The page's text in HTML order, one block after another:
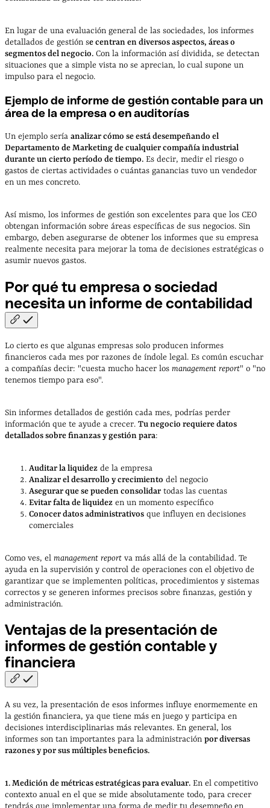
En lugar de una evaluación general de las sociedades, los informes
detallados de gestión se centran en diversos aspectos, áreas o
segmentos del negocio. Con la información así dividida, se detectan
situaciones que a simple vista no se aprecian, lo cual supone un
impulso para el negocio.
Ejemplo de informe de gestión contable para un
área de la empresa o en auditorías
Un ejemplo sería analizar cómo se está desempeñando el
Departamento de Marketing de cualquier compañía industrial
durante un cierto período de tiempo. Es decir, medir el riesgo o
gastos de ciertas actividades o cuántas ganancias tuvo un vendedor
en un mes concreto.
Así mismo, los informes de gestión son excelentes para que los CEO
obtengan información sobre áreas específicas de sus negocios. Sin
embargo, deben asegurarse de obtener los informes que su empresa
realmente necesita para mejorar la toma de decisiones estratégicas o
asumir nuevos gastos.
Por qué tu empresa o sociedad
necesita un informe decontabilidad
Lo cierto es que algunas empresas solo producen informes
financieros cada mes por razones de índole legal. Es común escuchar
a compañías decir: "cuesta mucho hacer los management report" o "no
tenemos tiempo para eso".
Sin informes detallados de gestión cada mes, podrías perder
información que te ayude a crecer. Tu negocio requiere datos
detallados sobre finanzas y gestión para:
Auditar la liquidez de la empresa
Analizar el desarrollo y crecimiento del negocio
Asegurar que se pueden consolidar todas las cuentas
Evitar falta de liquidez en un momento específico
Conocer datos administrativos que influyen en decisiones
comerciales
Como ves, el management report va más allá de la contabilidad. Te
ayuda en la supervisión y control de operaciones con el objetivo de
garantizar que se implementen políticas, procedimientos y sistemas
correctos y se generen informes precisos sobre finanzas, gestión y
administración.
Ventajas de la presentación de
informes de gestión contable y
financiera
A su vez, la presentación de esos informes influye enormemente en
la gestión financiera, ya que tiene más en juego y participa en
decisiones interdisciplinarias más relevantes. En general, los
informes son tan importantes para la administración por diversas
razones y por sus múltiples beneficios.
1. Medición de métricas estratégicas para evaluar. En el competitivo
contexto anual en el que se mide absolutamente todo, para crecer